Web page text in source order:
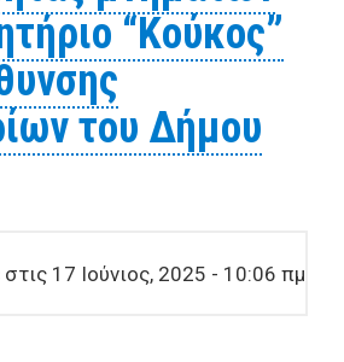
“Κούκος”
του Δήμου
17 Ιούνιος, 2025 - 10:06 πμ